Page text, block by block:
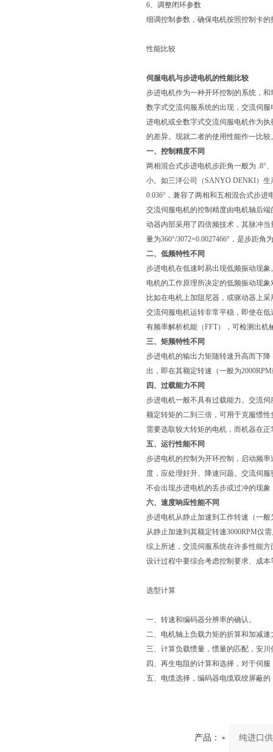
6、调整闭环参数
细调控制参数，确保电机按照控制卡
性能比较
伺服电机与步进电机的性能比较
步进电机作为一种开环控制的系统，
数字式交流伺服系统的出现，交流伺
进电机或全数字式交流伺服电机作为
的差异。现就二者的使用性能作一比较
一、控制精度不同
两相混合式步进电机步距角一般为 .8°
小。如三洋公司（SANYO DENKI）生
0.036°，兼容了两相和五相混合式步进
交流伺服电机的控制精度由电机轴后
动器内部采用了四倍频技术，其脉冲当
量为360°/3072=0.0027466°，是步距角
二、低频特性不同
步进电机在低速时易出现低频振动现
电机的工作原理所决定的低频振动现
比如在电机上加阻尼器，或驱动器上
交流伺服电机运转非常平稳，即使在
有频率解析机能（FFT），可检测出机
三、矩频特性不同
步进电机的输出力矩随转速升高而下
出，即在其额定转速（一般为
四、过载能力不同
步进电机一般不具有过载能力。交流
额定转矩的二到三倍，可用于克服惯
需要选取较大转矩的电机，而机器在
五、运行性能不同
步进电机的控制为开环控制，启动频
度，应处理好升、降速问题。交流伺
不会出现步进电机的丢步或过冲的现
六、速度响应性能不同
步进电机从静止加速到工作转速（一
从静止加速到其额定转速3000RPM仅
综上所述，交流伺服系统在许多性能
设计过程中要综合考虑控制要求、成
选型计算
一、转速和编码器分辨率的确认。
二、电机轴上负载力矩的折算和加减速
三、计算负载惯量，惯量的匹配，安
四、再生电阻的计算和选择，对于伺
五、电缆选择，编码器电缆双绞屏蔽
产品：